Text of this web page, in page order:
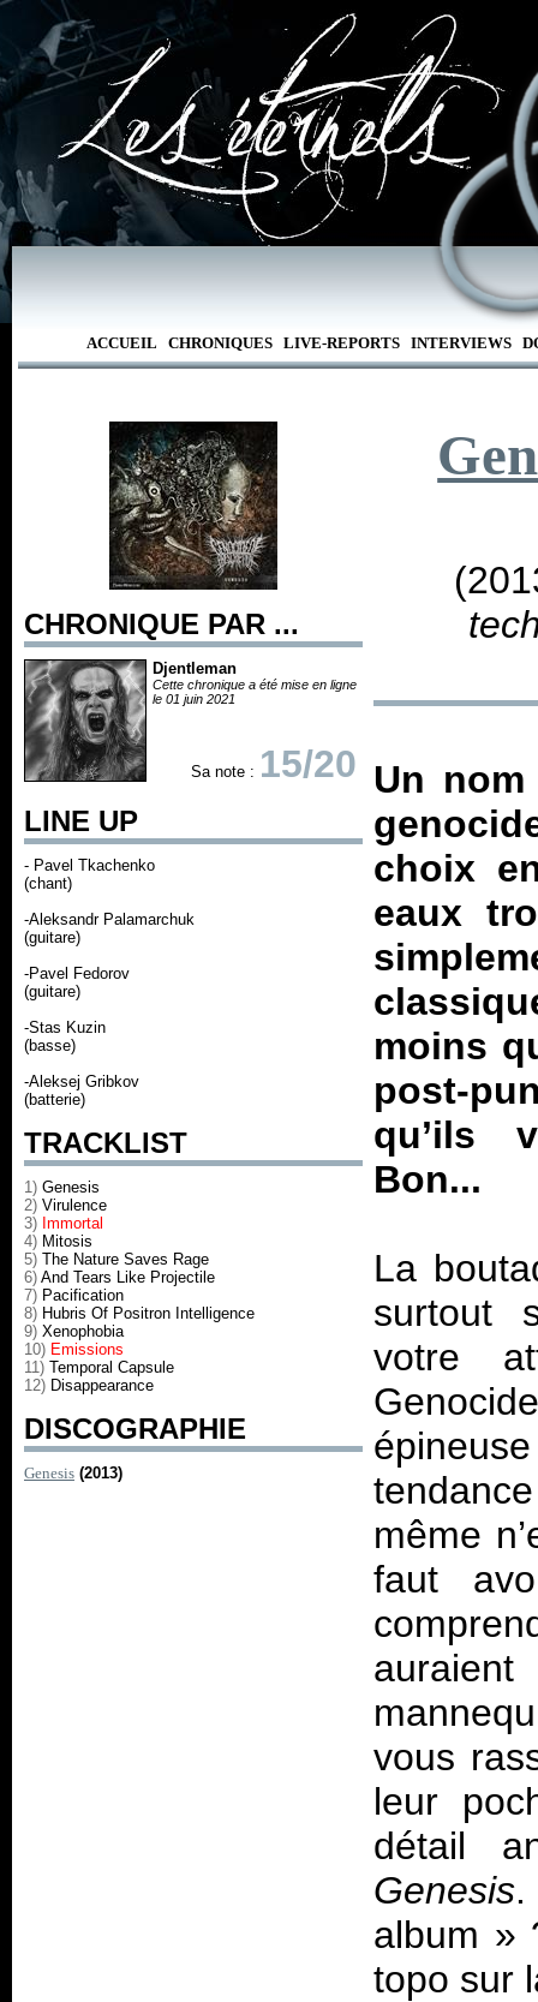
ACCUEIL CHRONIQUES LIVE-REPORTS INTERVIEWS
CHRONIQUE PAR ...
Djentleman
Cette chronique a été mise en ligne
le 01 juin 2021
Sa note : 15/20
LINE UP
- Pavel Tkachenko
(chant)
-Aleksandr Palamarchuk
(guitare)
-Pavel Fedorov
(guitare)
-Stas Kuzin
(basse)
-Aleksej Gribkov
(batterie)
TRACKLIST
1) Genesis
2) Virulence
3) Immortal
4) Mitosis
5) The Nature Saves Rage
6) And Tears Like Projectile
7) Pacification
8) Hubris Of Positron Intelligence
9) Xenophobia
10) Emissions
11) Temporal Capsule
12) Disappearance
DISCOGRAPHIE
Genesis (2013)
Un
choix
eaux
moins
post-
qu’ils
Bon...
La
surtout
votre
même
faut
vous
leur
détail
Genesis
album »
topo sur